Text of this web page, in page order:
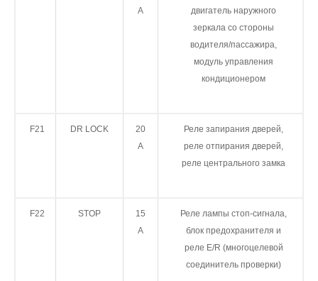
А
двигатель наружного
зеркала со стороны
водителя/пассажира,
модуль управления
кондиционером
F21 DR LOCK
20
A
Реле запирания дверей,
реле отпирания дверей,
реле центрального замка
F22 STOP
15
А
Реле лампы стоп-сигнала,
блок предохранителя и
реле E/R (многоцелевой
соединитель проверки)